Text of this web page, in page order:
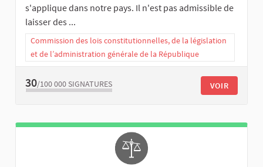
s'applique dans notre pays. Il n'est pas admissible de
laisser des ...
Commission des lois constitutionnelles, de la législation
et de l’administration générale de la République
30/100 000 SIGNATURES VOIR